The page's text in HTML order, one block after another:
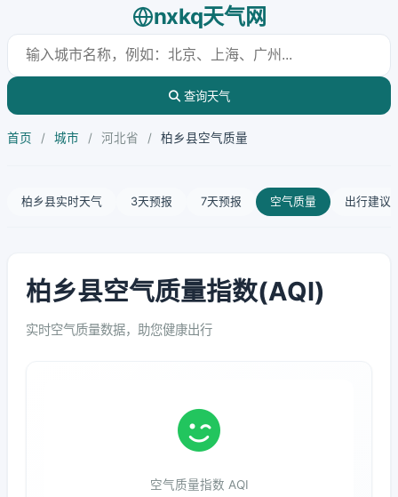
nxkq天气网
查询天气
首页 / 城市 / 河北省 / 柏乡县空气质量
柏乡县实时天气 3天预报 7天预报 空气质量 出行建议
柏乡县空气质量指数(AQI)
实时空气质量数据，助您健康出行
空气质量指数 AQI